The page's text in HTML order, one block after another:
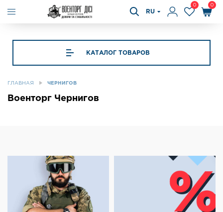
RU
0 0
КАТАЛОГ ТОВАРОВ
ГЛАВНАЯ ЧЕРНИГОВ
Военторг Чернигов